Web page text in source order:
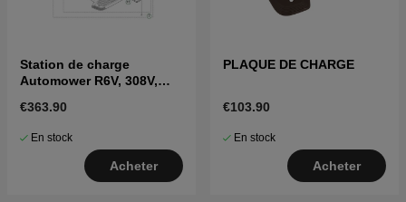
Station de charge
Automower R6V, 308V,
€363.90
En stock
Acheter
PLAQUE DE CHARGE
€103.90
En stock
Acheter